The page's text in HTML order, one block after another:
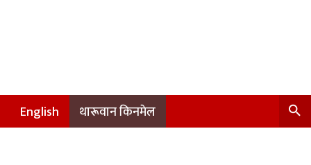
English थारूवान किनमेल